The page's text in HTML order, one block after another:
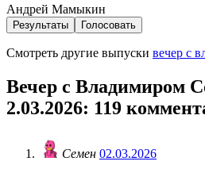
Андрей Мамыкин
Результаты Голосовать
Смотреть другие выпуски вечер с
Вечер с Владимиром
2.03.2026: 119
Семен 02.03.2026